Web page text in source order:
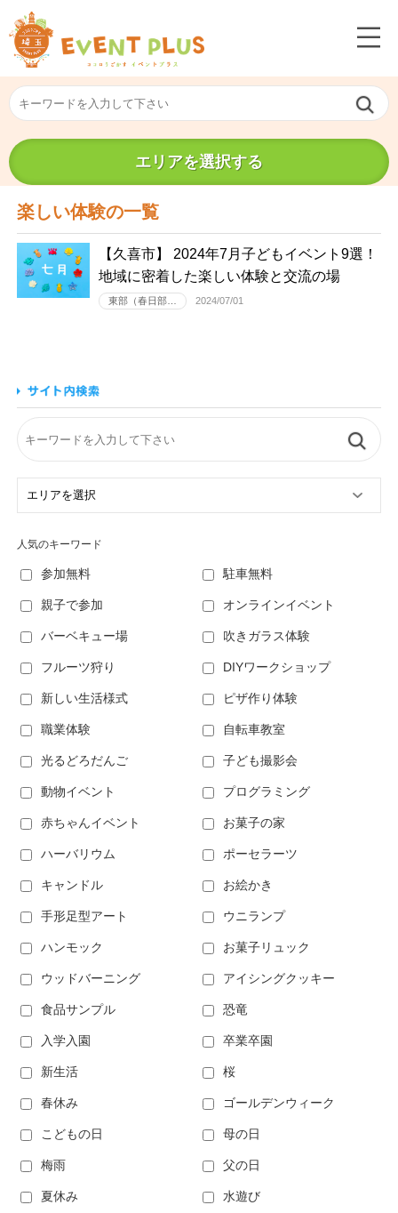
エリアを選択する
楽しい体験の一覧
【久喜市】 2024年7月子どもイベント9選！
地域に密着した楽しい体験と交流の場
東部（春日部… 2024/07/01
人気のキーワード
参加無料 駐車無料
親子で参加 オンラインイベント
バーベキュー場 吹きガラス体験
フルーツ狩り DIYワークショップ
新しい生活様式 ピザ作り体験
職業体験 自転車教室
光るどろだんご 子ども撮影会
動物イベント プログラミング
赤ちゃんイベント お菓子の家
ハーバリウム ポーセラーツ
キャンドル お絵かき
手形足型アート ウニランプ
ハンモック お菓子リュック
ウッドバーニング アイシングクッキー
食品サンプル 恐竜
入学入園 卒業卒園
新生活 桜
春休み ゴールデンウィーク
こどもの日 母の日
梅雨 父の日
夏休み 水遊び